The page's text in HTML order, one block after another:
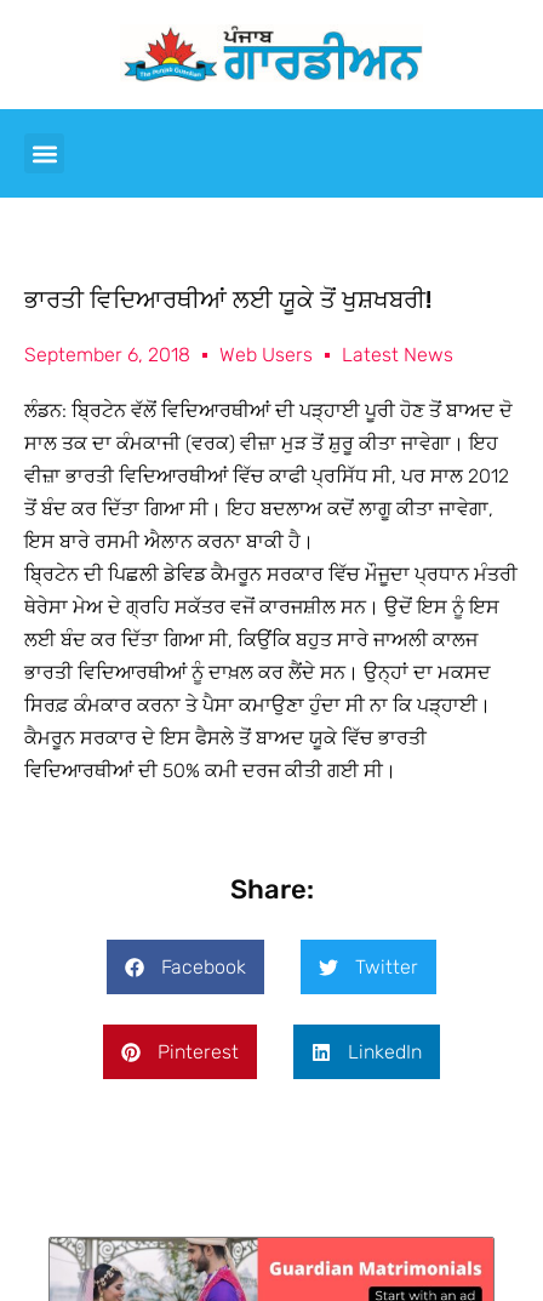
ਭਾਰਤੀ ਵਿਦਿਆਰਥੀਆਂ ਲਈ ਯੂਕੇ ਤੋਂ ਖੁਸ਼ਖਬਰੀ!
September 6, 2018 Web Users Latest News
ਲੰਡਨ: ਬ੍ਰਿਟੇਨ ਵੱਲੋਂ ਵਿਦਿਆਰਥੀਆਂ ਦੀ ਪੜ੍ਹਾਈ ਪੂਰੀ ਹੋਣ ਤੋਂ ਬਾਅਦ ਦੋ
ਸਾਲ ਤਕ ਦਾ ਕੰਮਕਾਜੀ (ਵਰਕ) ਵੀਜ਼ਾ ਮੁੜ ਤੋਂ ਸ਼ੁਰੂ ਕੀਤਾ ਜਾਵੇਗਾ। ਇਹ
ਵੀਜ਼ਾ ਭਾਰਤੀ ਵਿਦਿਆਰਥੀਆਂ ਵਿੱਚ ਕਾਫੀ ਪ੍ਰਸਿੱਧ ਸੀ, ਪਰ ਸਾਲ 2012
ਤੋਂ ਬੰਦ ਕਰ ਦਿੱਤਾ ਗਿਆ ਸੀ। ਇਹ ਬਦਲਾਅ ਕਦੋਂ ਲਾਗੂ ਕੀਤਾ ਜਾਵੇਗਾ,
ਇਸ ਬਾਰੇ ਰਸਮੀ ਐਲਾਨ ਕਰਨਾ ਬਾਕੀ ਹੈ।
ਬ੍ਰਿਟੇਨ ਦੀ ਪਿਛਲੀ ਡੇਵਿਡ ਕੈਮਰੂਨ ਸਰਕਾਰ ਵਿੱਚ ਮੌਜੂਦਾ ਪ੍ਰਧਾਨ ਮੰਤਰੀ
ਥੇਰੇਸਾ ਮੇਅ ਦੇ ਗ੍ਰਹਿ ਸਕੱਤਰ ਵਜੋਂ ਕਾਰਜਸ਼ੀਲ ਸਨ। ਉਦੋਂ ਇਸ ਨੂੰ ਇਸ
ਲਈ ਬੰਦ ਕਰ ਦਿੱਤਾ ਗਿਆ ਸੀ, ਕਿਉਂਕਿ ਬਹੁਤ ਸਾਰੇ ਜਾਅਲੀ ਕਾਲਜ
ਭਾਰਤੀ ਵਿਦਿਆਰਥੀਆਂ ਨੂੰ ਦਾਖ਼ਲ ਕਰ ਲੈਂਦੇ ਸਨ। ਉਨ੍ਹਾਂ ਦਾ ਮਕਸਦ
ਸਿਰਫ਼ ਕੰਮਕਾਰ ਕਰਨਾ ਤੇ ਪੈਸਾ ਕਮਾਉਣਾ ਹੁੰਦਾ ਸੀ ਨਾ ਕਿ ਪੜ੍ਹਾਈ।
ਕੈਮਰੂਨ ਸਰਕਾਰ ਦੇ ਇਸ ਫੈਸਲੇ ਤੋਂ ਬਾਅਦ ਯੂਕੇ ਵਿੱਚ ਭਾਰਤੀ
ਵਿਦਿਆਰਥੀਆਂ ਦੀ 50% ਕਮੀ ਦਰਜ ਕੀਤੀ ਗਈ ਸੀ।
Share:
Facebook Twitter
Pinterest LinkedIn